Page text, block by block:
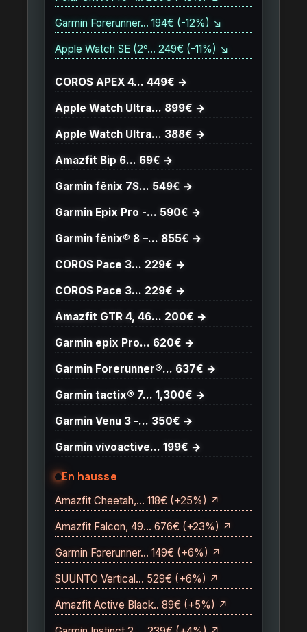
Garmin Forerunner… 194€ (-12%) ↘
Apple Watch SE (2ᵉ… 249€ (-11%) ↘
COROS APEX 4… 449€ →
Apple Watch Ultra… 899€ →
Apple Watch Ultra… 388€ →
Amazfit Bip 6… 69€ →
Garmin fēnix 7S… 549€ →
Garmin Epix Pro -… 590€ →
Garmin fēnix® 8 –… 855€ →
COROS Pace 3… 229€ →
COROS Pace 3… 229€ →
Amazfit GTR 4, 46… 200€ →
Garmin epix Pro… 620€ →
Garmin Forerunner®… 637€ →
Garmin tactix® 7… 1,300€ →
Garmin Venu 3 -… 350€ →
Garmin vívoactive… 199€ →
En hausse
Amazfit Cheetah,… 118€ (+25%) ↗
Amazfit Falcon, 49… 676€ (+23%) ↗
Garmin Forerunner… 149€ (+6%) ↗
SUUNTO Vertical… 529€ (+6%) ↗
Amazfit Active Black.. 89€ (+5%) ↗